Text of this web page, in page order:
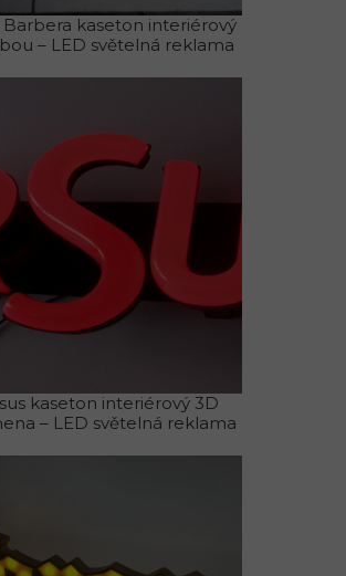
Barbera kaseton interiérový
– LED světelná reklama
kaseton interiérový 3D
– LED světelná reklama